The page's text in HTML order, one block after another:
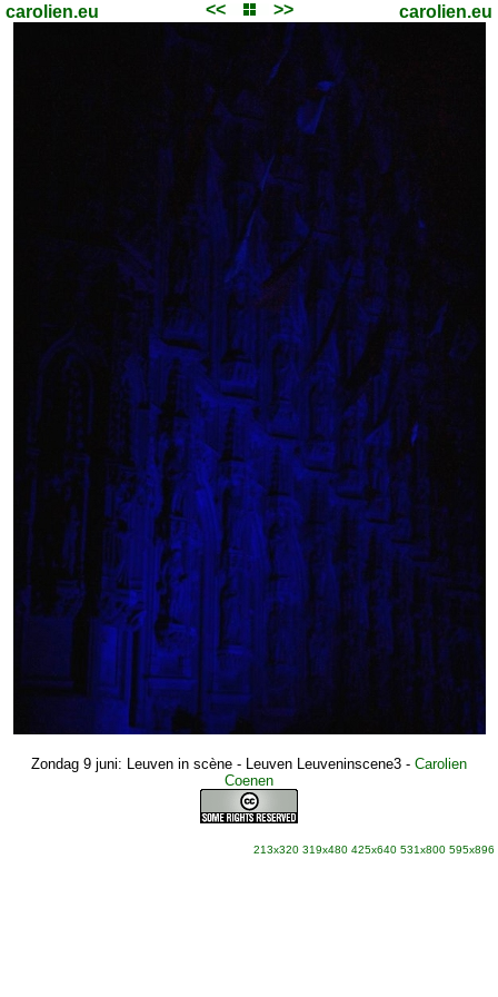
carolien.eu << >> carolien.eu
Zondag 9 juni: Leuven in scène - Leuven Leuveninscene3 - Carolien
Coenen
213x320 319x480 425x640 531x800 595x896